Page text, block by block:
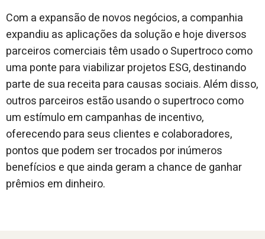
Com a expansão de novos negócios, a companhia
expandiu as aplicações da solução e hoje diversos
parceiros comerciais têm usado o Supertroco como
uma ponte para viabilizar projetos ESG, destinando
parte de sua receita para causas sociais. Além disso,
outros parceiros estão usando o supertroco como
um estímulo em campanhas de incentivo,
oferecendo para seus clientes e colaboradores,
pontos que podem ser trocados por inúmeros
benefícios e que ainda geram a chance de ganhar
prêmios em dinheiro.